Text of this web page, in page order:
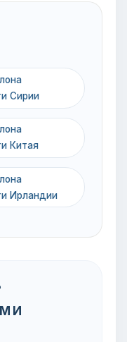
Сирии
Китая
Ирландии